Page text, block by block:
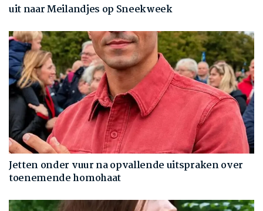
uit naar Meilandjes op Sneekweek
Jetten onder vuur na opvallende uitspraken over
toenemende homohaat